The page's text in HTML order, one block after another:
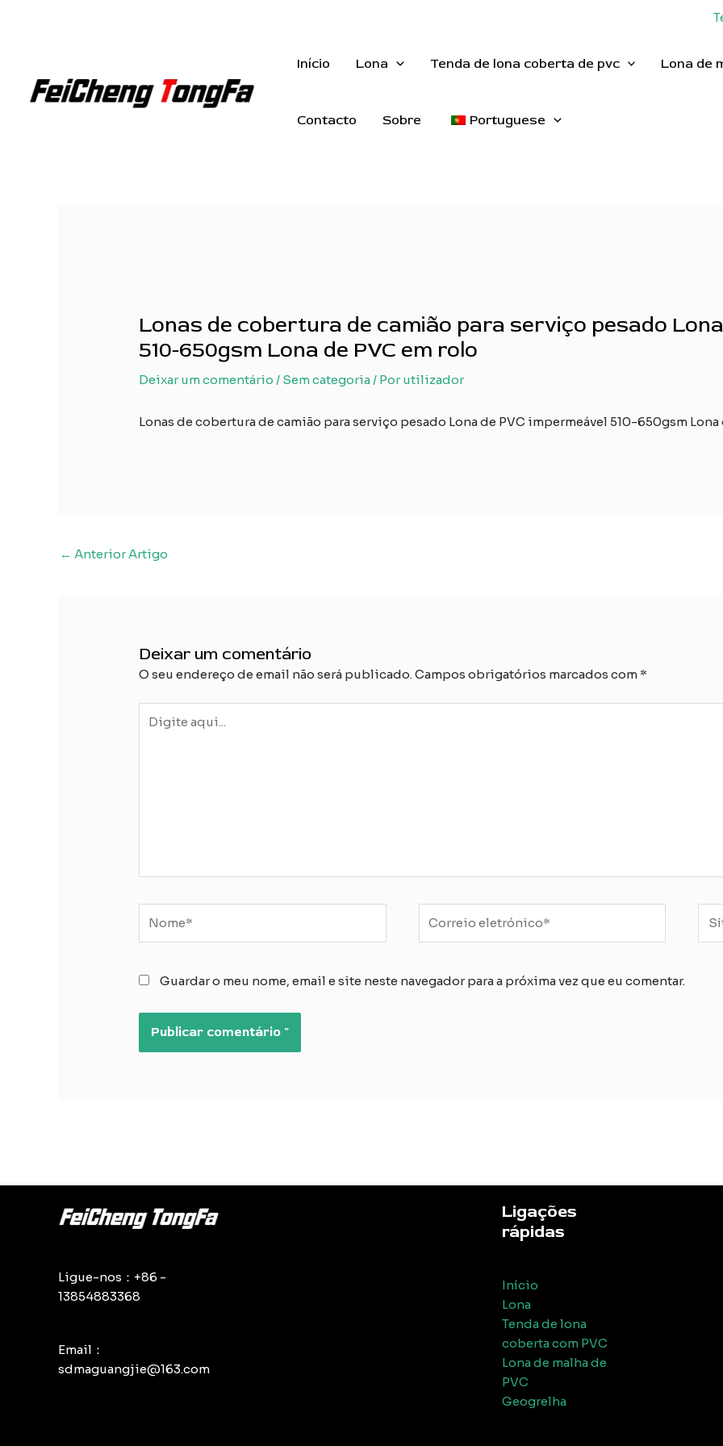
Início Lona Tenda de lona coberta de pvc Lona de
Contacto Sobre Portuguese
Lonas de cobertura de camião para serviço pesado
510-650gsm Lona de PVC em rolo
Deixar um comentário / Sem categoria/ Porutilizador
Lonas de cobertura de camião para serviço pesado Lona de PVC impermeável 510-650gsm Lona
Navegação
← Anterior Artigo
Deixar um comentário
O seu endereço de email não será publicado.Campos obrigatórios marcados com *
aqui...
eletrónico*
Guardar o meu nome, email e site neste navegador para a próxima vez que eu comentar.
Ligue-nos：+86 -
13854883368
Email：
sdmaguangjie@163.com
Ligações
rápidas
Início
Lona
Tenda de lona
coberta com PVC
Lona de malha de
PVC
Geogrelha